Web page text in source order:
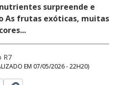
surpreende e
As frutas exóticas, muitas
R7
EM 07/05/2026 - 22H20)